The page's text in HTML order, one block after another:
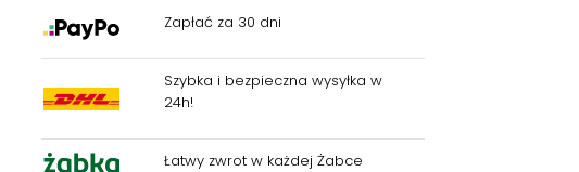
Zapłać za 30 dni
Szybka i bezpieczna wysyłka w
24h!
Łatwy zwrot w każdej Żabce